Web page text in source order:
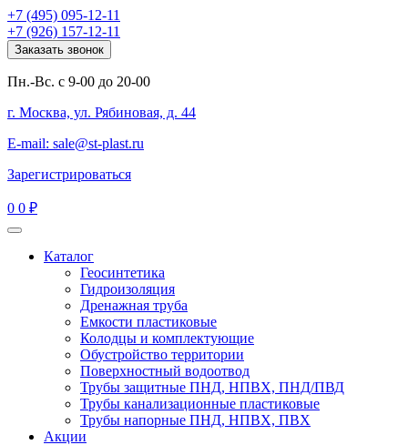
+7 (495) 095-12-11
+7 (926) 157-12-11
Заказать звонок
Пн.-Вс. с 9-00 до 20-00
г. Москва, ул. Рябиновая, д. 44
E-mail: sale@st-plast.ru
Зарегистрироваться
0 0 ₽
Каталог
Геосинтетика
Гидроизоляция
Дренажная труба
Емкости пластиковые
Колодцы и комплектующие
Обустройство территории
Поверхностный водоотвод
Трубы защитные ПНД, НПВХ, ПНД/ПВД
Трубы канализационные пластиковые
Трубы напорные ПНД, НПВХ, ПВХ
Акции